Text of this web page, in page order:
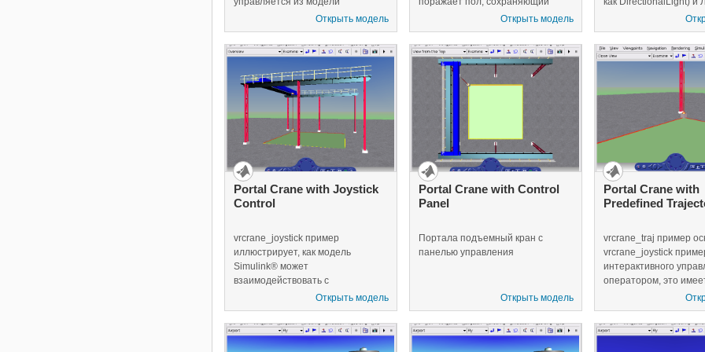
Открыть модель
объем постоянного мяча.
Деформация достигается путем
изменения поля шкалы мяча.
Открыть модель
(смоделированный
перемещенный из
Simulink®, создавая
изменений между
освещением
связанном файле
несколько точек
которые позволяют вам
наблюдать
изменения в свете с
Portal Crane with Joystick
Control
vrcrane_joystick пример
иллюстрирует, как модель
Simulink® может
взаимодействовать с
виртуальным миром. Портала
динамика подъемного крана
моделируется в Simulink и
визуализируется в виртуальной
Открыть модель
Portal Crane with Control
Panel
Портала подъемный кран с
панелью управления
Открыть модель
Portal Crane with
Predefined
vrcrane_traj пример
vrcrane_joystick
интерактивного
оператором, это
предопределенную
загрузки.